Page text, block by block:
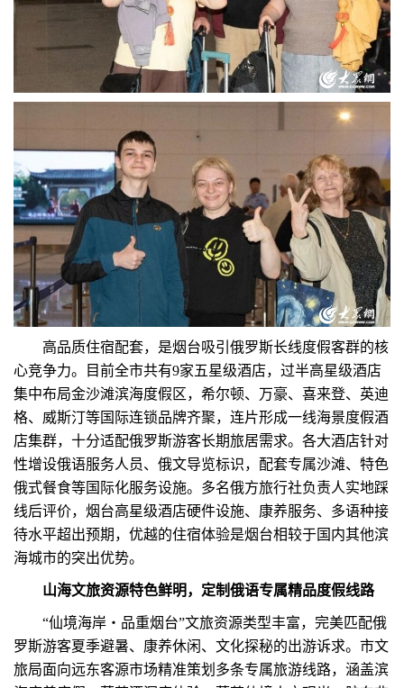
高品质住宿配套，是烟台吸引俄罗斯长线度假客群的核
心竞争力。目前全市共有9家五星级酒店，过半高星级酒店
集中布局金沙滩滨海度假区，希尔顿、万豪、喜来登、英迪
格、威斯汀等国际连锁品牌齐聚，连片形成一线海景度假酒
店集群，十分适配俄罗斯游客长期旅居需求。各大酒店针对
性增设俄语服务人员、俄文导览标识，配套专属沙滩、特色
俄式餐食等国际化服务设施。多名俄方旅行社负责人实地踩
线后评价，烟台高星级酒店硬件设施、康养服务、多语种接
待水平超出预期，优越的住宿体验是烟台相较于国内其他滨
海城市的突出优势。
山海文旅资源特色鲜明，定制俄语专属精品度假线路
“仙境海岸・品重烟台”文旅资源类型丰富，完美匹配俄
罗斯游客夏季避暑、康养休闲、文化探秘的出游诉求。市文
旅局面向远东客源市场精准策划多条专属旅游线路，涵盖滨